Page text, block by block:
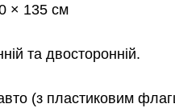
× 135 см
та двосторонній.
(з пластиковим